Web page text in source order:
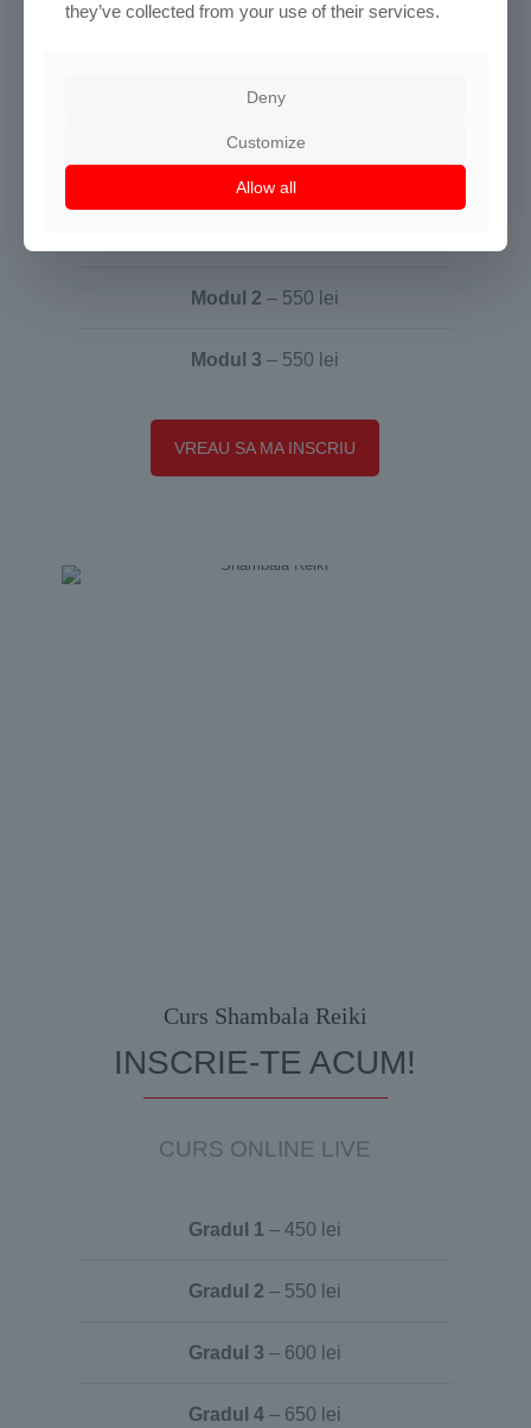
Curs Munay Ki
CURS ONLINE LIVE
Modul 2 – 550 lei
Modul 3 – 550 lei
VREAU SA MA INSCRIU
Curs Shambala Reiki
INSCRIE-TE ACUM!
CURS ONLINE LIVE
Gradul 1 – 450 lei
Gradul 2 – 550 lei
Gradul 3 – 600 lei
Gradul 4 – 650 lei
they’ve collected from your use of their services.
Deny
Customize
Allow all